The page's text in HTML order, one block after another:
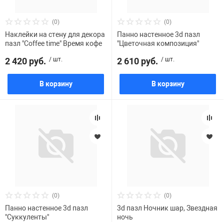
(0)
Наклейки на стену для декора
пазл "Coffee time" Время кофе
2 420 руб. / шт.
В корзину
(0)
Панно настенное 3d пазл
"Цветочная композиция"
2 610 руб. / шт.
В корзину
(0)
Панно настенное 3d пазл
"Суккуленты"
(0)
3d пазл Ночник шар, Звездная
ночь